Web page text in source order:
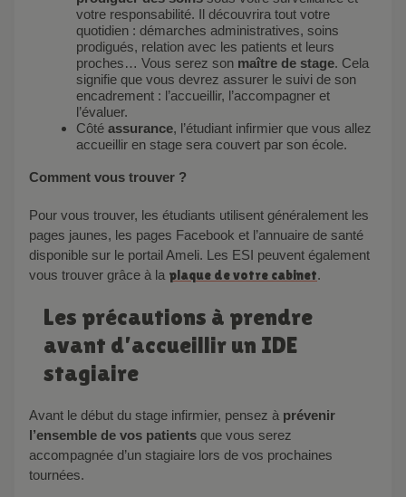
votre responsabilité. Il découvrira tout votre
quotidien : démarches administratives, soins
prodigués, relation avec les patients et leurs
proches… Vous serez son maître de stage. Cela
signifie que vous devrez assurer le suivi de son
encadrement : l’accueillir, l’accompagner et
l’évaluer.
Côté assurance, l’étudiant infirmier que vous allez
accueillir en stage sera couvert par son école.
Comment vous trouver ?
Pour vous trouver, les étudiants utilisent généralement les
pages jaunes, les pages Facebook et l’annuaire de santé
disponible sur le portail Ameli. Les ESI peuvent également
vous trouver grâce à la plaque de votre cabinet.
Les précautions à prendre
avant d’accueillir un IDE
stagiaire
Avant le début du stage infirmier, pensez à prévenir
l’ensemble de vos patients que vous serez
accompagnée d’un stagiaire lors de vos prochaines
tournées.